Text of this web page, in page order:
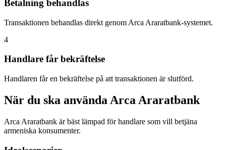
Betalning behandlas
Transaktionen behandlas direkt genom Arca Araratbank-systemet.
4
Handlare får bekräftelse
Handlaren får en bekräftelse på att transaktionen är slutförd.
När du ska använda Arca Araratbank
Arca Araratbank är bäst lämpad för handlare som vill betjäna
armeniska konsumenter.